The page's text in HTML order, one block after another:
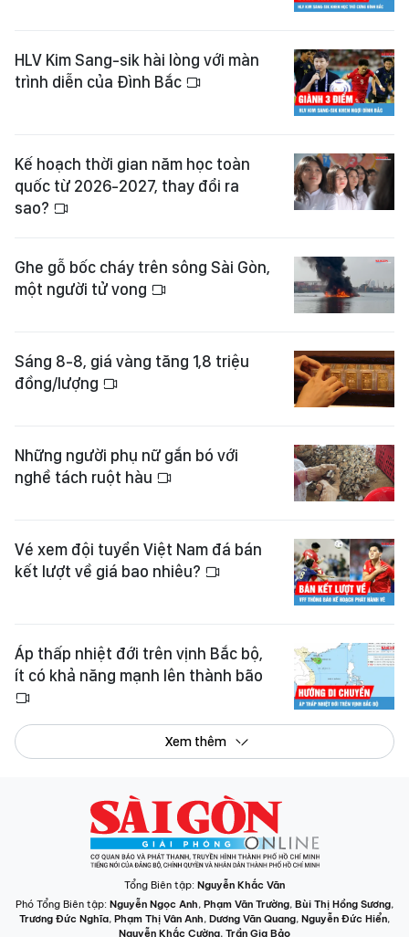
HLV Kim Sang-sik hài lòng với màn
trình diễn của Đình Bắc
Kế hoạch thời gian năm học toàn
quốc từ 2026-2027, thay đổi ra
sao?
Ghe gỗ bốc cháy trên sông Sài Gòn,
một người tử vong
Sáng 8-8, giá vàng tăng 1,8 triệu
đồng/lượng
Những người phụ nữ gắn bó với
nghề tách ruột hàu
Vé xem đội tuyển Việt Nam đá bán
kết lượt về giá bao nhiêu?
Áp thấp nhiệt đới trên vịnh Bắc bộ,
ít có khả năng mạnh lên thành bão
Xem thêm
Tổng Biên tập: Nguyễn Khắc Văn
Phó Tổng Biên tập: Nguyễn Ngọc Anh, Phạm Văn Trường, Bùi Thị Hồng Sương,
Trương Đức Nghĩa, Phạm Thị Vân Anh, Dương Văn Quang, Nguyễn Đức Hiển,
Nguyễn Khắc Cường, Trần Gia Bảo